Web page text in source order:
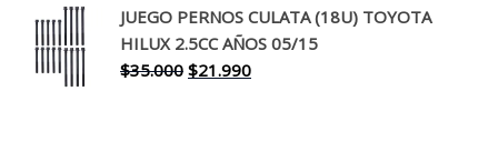
original
era:
$30.000.
actual
es:
$17.990.
JUEGO PERNOS CULATA (18U) TOYOTA
HILUX 2.5CC AÑOS 05/15
$35.000 El
$21.990El